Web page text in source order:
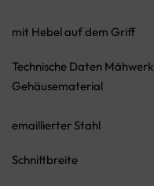
mit Hebel auf dem Griff
Technische Daten Mähwerk
Gehäusematerial
emaillierter Stahl
Schnittbreite